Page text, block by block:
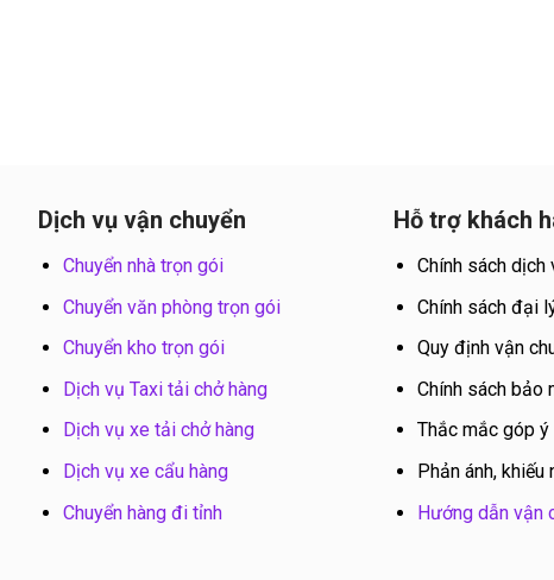
Dịch vụ vận chuyển
Chuyển nhà trọn gói
Chuyển văn phòng trọn gói
Chuyển kho trọn gói
Dịch vụ Taxi tải chở hàng
Dịch vụ xe tải chở hàng
Dịch vụ xe cẩu hàng
Chuyển hàng đi tỉnh
Hỗ trợ khách
Chính sách dịch
Chính sách đại
Quy định vận
Chính sách bảo
Thắc mắc góp ý
Phản ánh, khiếu
Hướng dẫn vận